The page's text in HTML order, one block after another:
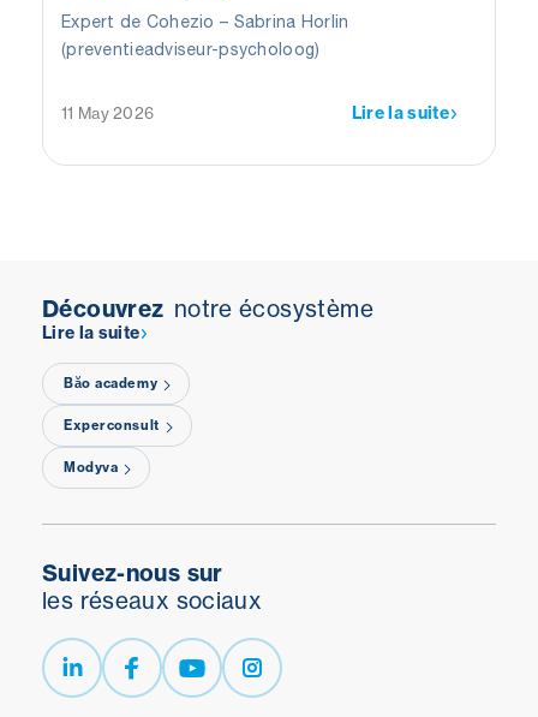
Expert de Cohezio – Sabrina Horlin
(preventieadviseur-psycholoog)
11 May 2026 Lire la suite
Découvrez notre écosystème
Lire la suite
Băo academy
Experconsult
Modyva
Suivez-nous sur
les réseaux sociaux